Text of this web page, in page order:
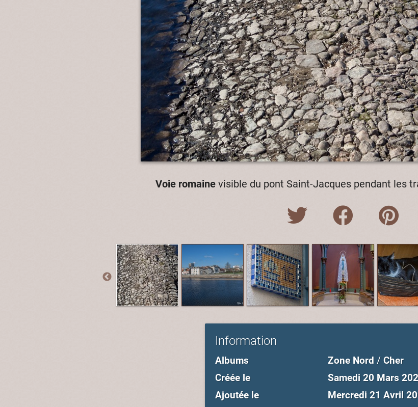
Voie romaine visible du pont Saint-Jacques pendant les
Information
Albums Zone Nord / Cher
Créée le
Samedi 20 Mars
Ajoutée le
Mercredi 21 Avril